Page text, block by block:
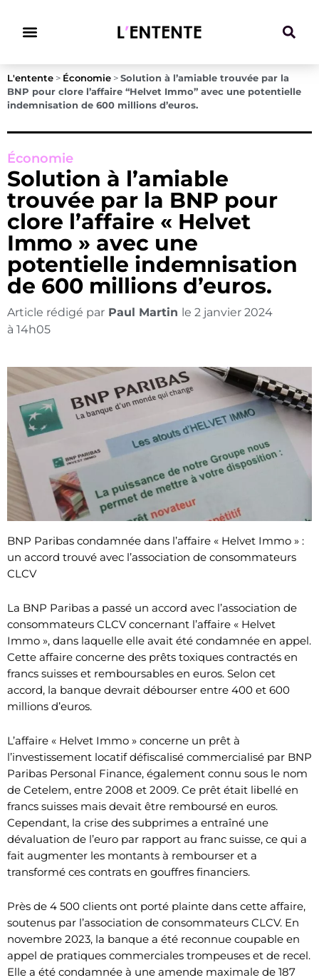
L'entente > Économie > Solution à l’amiable trouvée par la
BNP pour clore l’affaire “Helvet Immo” avec une potentielle
indemnisation de 600 millions d’euros.
Économie
Solution à l’amiable
trouvée par la BNP pour
clore l’affaire « Helvet
Immo » avec une
potentielle indemnisation
de 600 millions d’euros.
Article rédigé par Paul Martin le 2 janvier 2024
à 14h05
BNP Paribas condamnée dans l’affaire « Helvet Immo » :
un accord trouvé avec l’association de consommateurs
CLCV
La BNP Paribas a passé un accord avec l’association de
consommateurs CLCV concernant l’affaire « Helvet
Immo », dans laquelle elle avait été condamnée en appel.
Cette affaire concerne des prêts toxiques contractés en
francs suisses et remboursables en euros. Selon cet
accord, la banque devrait débourser entre 400 et 600
millions d’euros.
L’affaire « Helvet Immo » concerne un prêt à
l’investissement locatif défiscalisé commercialisé par BNP
Paribas Personal Finance, également connu sous le nom
de Cetelem, entre 2008 et 2009. Ce prêt était libellé en
francs suisses mais devait être remboursé en euros.
Cependant, la crise des subprimes a entraîné une
dévaluation de l’euro par rapport au franc suisse, ce qui a
fait augmenter les montants à rembourser et a
transformé ces contrats en gouffres financiers.
Près de 4 500 clients ont porté plainte dans cette affaire,
soutenus par l’association de consommateurs CLCV. En
novembre 2023, la banque a été reconnue coupable en
appel de pratiques commerciales trompeuses et de recel.
Elle a été condamnée à une amende maximale de 187